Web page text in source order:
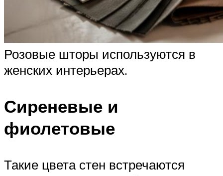
Розовые шторы используются в
женских интерьерах.
Сиреневые и
фиолетовые
Такие цвета стен встречаются